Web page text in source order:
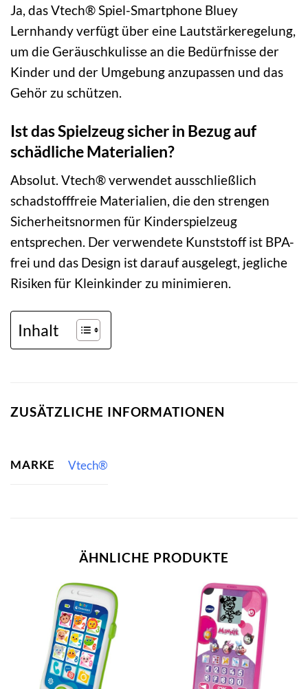
Ja, das Vtech® Spiel-Smartphone Bluey
Lernhandy verfügt über eine Lautstärkeregelung,
um die Geräuschkulisse an die Bedürfnisse der
Kinder und der Umgebung anzupassen und das
Gehör zu schützen.
Ist das Spielzeug sicher in Bezug auf
schädliche Materialien?
Absolut. Vtech® verwendet ausschließlich
schadstofffreie Materialien, die den strengen
Sicherheitsnormen für Kinderspielzeug
entsprechen. Der verwendete Kunststoff ist BPA-
frei und das Design ist darauf ausgelegt, jegliche
Risiken für Kleinkinder zu minimieren.
Inhalt
ZUSÄTZLICHE INFORMATIONEN
MARKE Vtech®
ÄHNLICHE PRODUKTE